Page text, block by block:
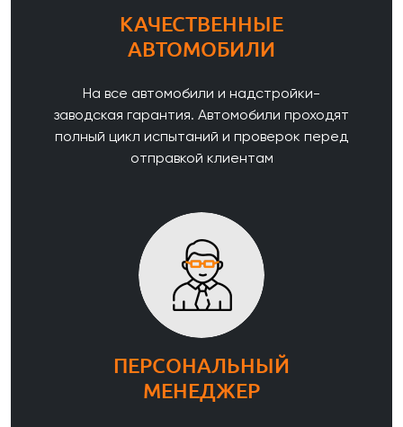
КАЧЕСТВЕННЫЕ
АВТОМОБИЛИ
На все автомобили и надстройки-
заводская гарантия. Автомобили проходят
полный цикл испытаний и проверок перед
отправкой клиентам
ПЕРСОНАЛЬНЫЙ
МЕНЕДЖЕР